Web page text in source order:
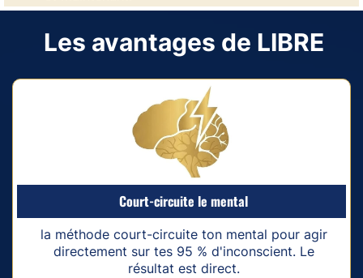
Les avantages de LIBRE
Court-circuite le mental
la méthode court-circuite ton mental pour agir
directement sur tes 95 % d'inconscient. Le
résultat est direct.